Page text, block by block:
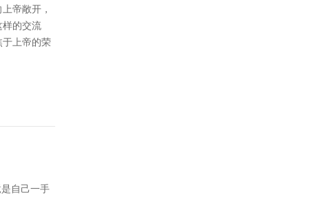
帝敞开，
样的交流
于上帝的荣
自己一手